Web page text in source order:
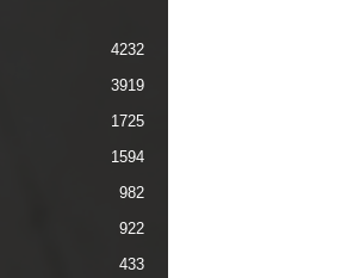
4232
3919
1725
1594
982
922
433